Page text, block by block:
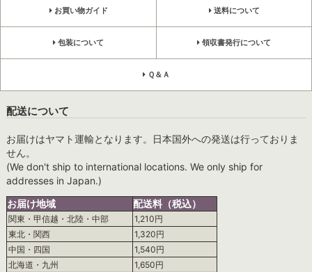
お買い物ガイド 送料について
包装について 領収書発行について
Ｑ＆Ａ
配送について
お届けはヤマト運輸となります。日本国外への発送は行っておりま
せん。
(We don't ship to international locations. We only ship for
addresses in Japan.)
お届け地域
配送料（税込）
関東・甲信越・北陸・中部
1,210円
東北・関西
1,320円
中国・四国
1,540円
北海道・九州
1,650円